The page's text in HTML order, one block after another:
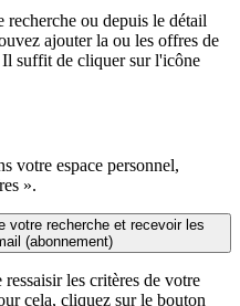
recherche ou depuis le détail
ajouter la ou les offres de
suffit de cliquer sur l'icône
votre espace personnel,
».
votre recherche et recevoir les
(abonnement)
les critères de votre
cela, cliquez sur le bouton